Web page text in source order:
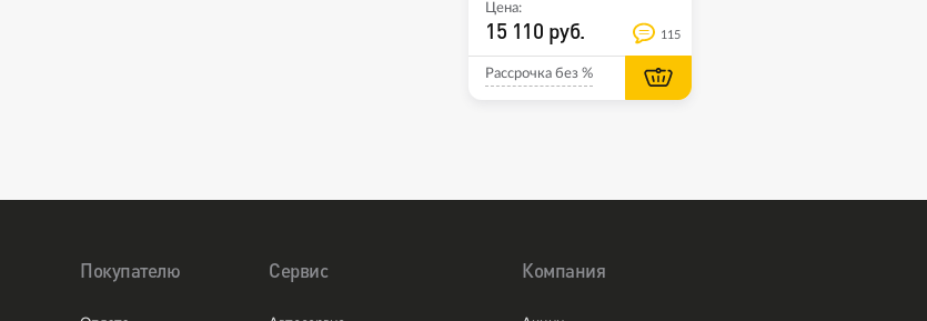
Цена:
15 110 руб. 115
Рассрочка без %
Покупателю Сервис Компания